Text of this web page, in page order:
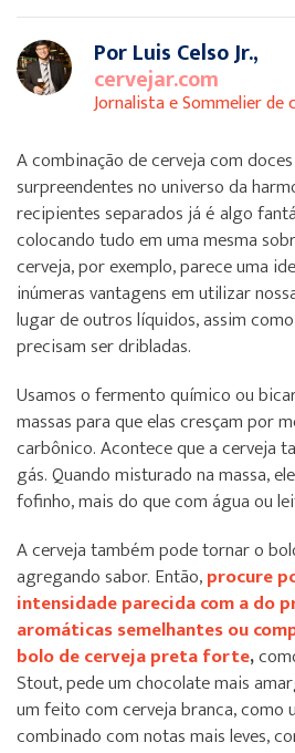
Por Luis Celso Jr.,
cervejar.com
Jornalista e Sommelier de
A combinação de cerveja com
surpreendentes no universo da
recipientes separados já é algo
colocando tudo em uma mesma
cerveja, por exemplo, parece uma
inúmeras vantagens em utilizar
lugar de outros líquidos, assim
precisam ser dribladas.
Usamos o fermento químico ou
massas para que elas cresçam por
carbônico. Acontece que a cerveja
gás. Quando misturado na massa,
fofinho, mais do que com água ou
A cerveja também pode tornar o
agregando sabor. Então,procure
intensidade parecida com a do
aromáticas semelhantes ou
bolo de cerveja preta forte,
Stout, pede um chocolate mais
um feito com cerveja branca, como
combinado com notas mais leves,